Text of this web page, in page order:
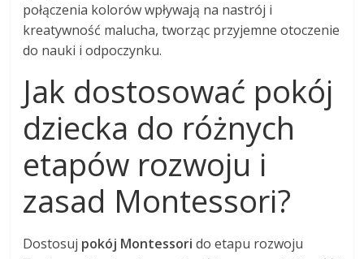
połączenia kolorów wpływają na nastrój i
kreatywność malucha, tworząc przyjemne otoczenie
do nauki i odpoczynku.
Jak dostosować pokój
dziecka do różnych
etapów rozwoju i
zasad Montessori?
Dostosuj pokój Montessori do etapu rozwoju